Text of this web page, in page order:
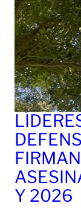
Y 2026